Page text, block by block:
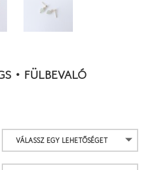
• FÜLBEVALÓ